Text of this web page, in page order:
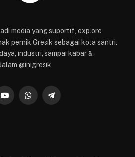
media yang suportif, explore
pernik Gresik sebagai kota santri.
industri, sampai kabar &
@inigresik
YouTubeWhatsAppTelegram